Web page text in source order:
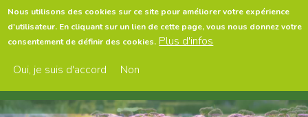
Nous utilisons des cookies sur ce site pour améliorer votre expérience
d'utilisateur. En cliquant sur un lien de cette page, vous nous donnez votre
consentement de définir des cookies. Plus d'infos
Oui, je suis d'accord
Non
Aller
au
contenu